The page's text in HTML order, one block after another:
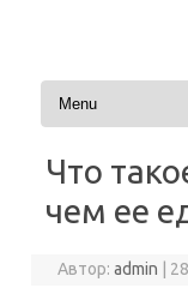
Перейти к
Что
чем ее
Автор:admin